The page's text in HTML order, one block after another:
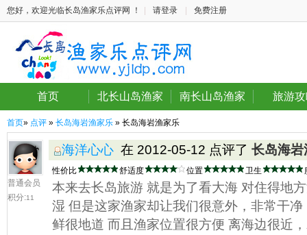
您好，欢迎光临长岛渔家乐点评网 ！ 请登录 免费注册
首页 北长山岛渔家 南长山岛渔家 旅游
首页» 点评 » 长岛海岩渔家乐 » 长岛海岩渔家乐
普通会员
积分:11
海洋心心 在 2012-05-12 点评了 长岛海岩
性价比 舒适度 位置 卫生
本来去长岛旅游 就是为了看大海 对住得地
湿 但是这家渔家却让我们很意外，非常干
鲜很地道 而且渔家位置很方便 离海边很近